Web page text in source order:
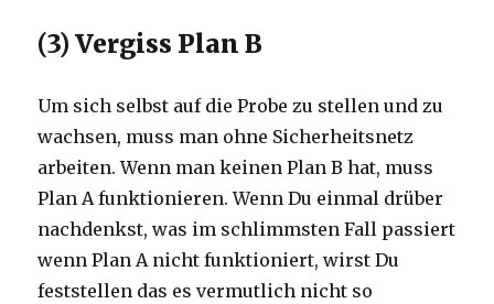
(3) Vergiss Plan B
Um sich selbst auf die Probe zu stellen und zu
wachsen, muss man ohne Sicherheitsnetz
arbeiten. Wenn man keinen Plan B hat, muss
Plan A funktionieren. Wenn Du einmal drüber
nachdenkst, was im schlimmsten Fall passiert
wenn Plan A nicht funktioniert, wirst Du
feststellen das es vermutlich nicht so